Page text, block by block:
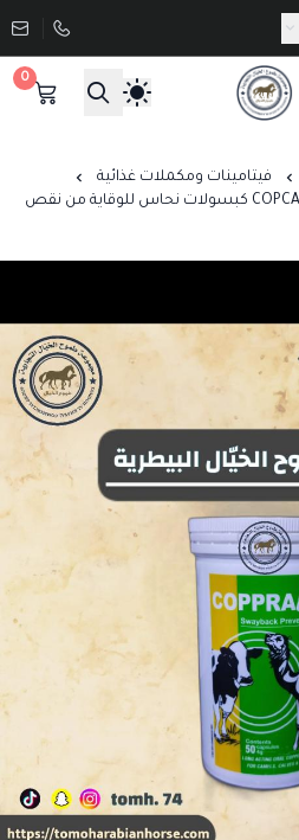
صيدلية طموح الخيال البيطرية
0
فيتامينات ومكملات غذائية
مكمل نحاس للغنم كوب كاب COPCAP 4 كبسولات نحاس للوقاية من نقص